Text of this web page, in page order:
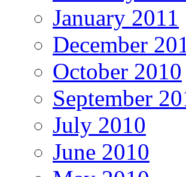
January 2011
December
October 2010
September
July 2010
June 2010